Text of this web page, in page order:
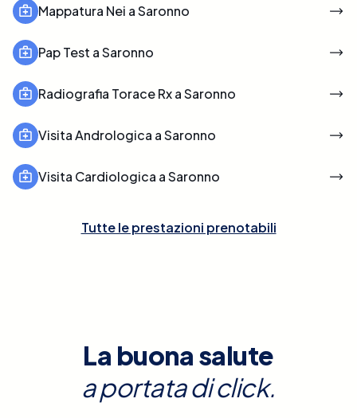
Mappatura Nei a Saronno
Pap Test a Saronno
Radiografia Torace Rx a Saronno
Visita Andrologica a Saronno
Visita Cardiologica a Saronno
Tutte le prestazioni prenotabili
La buona salute
a portata di click.